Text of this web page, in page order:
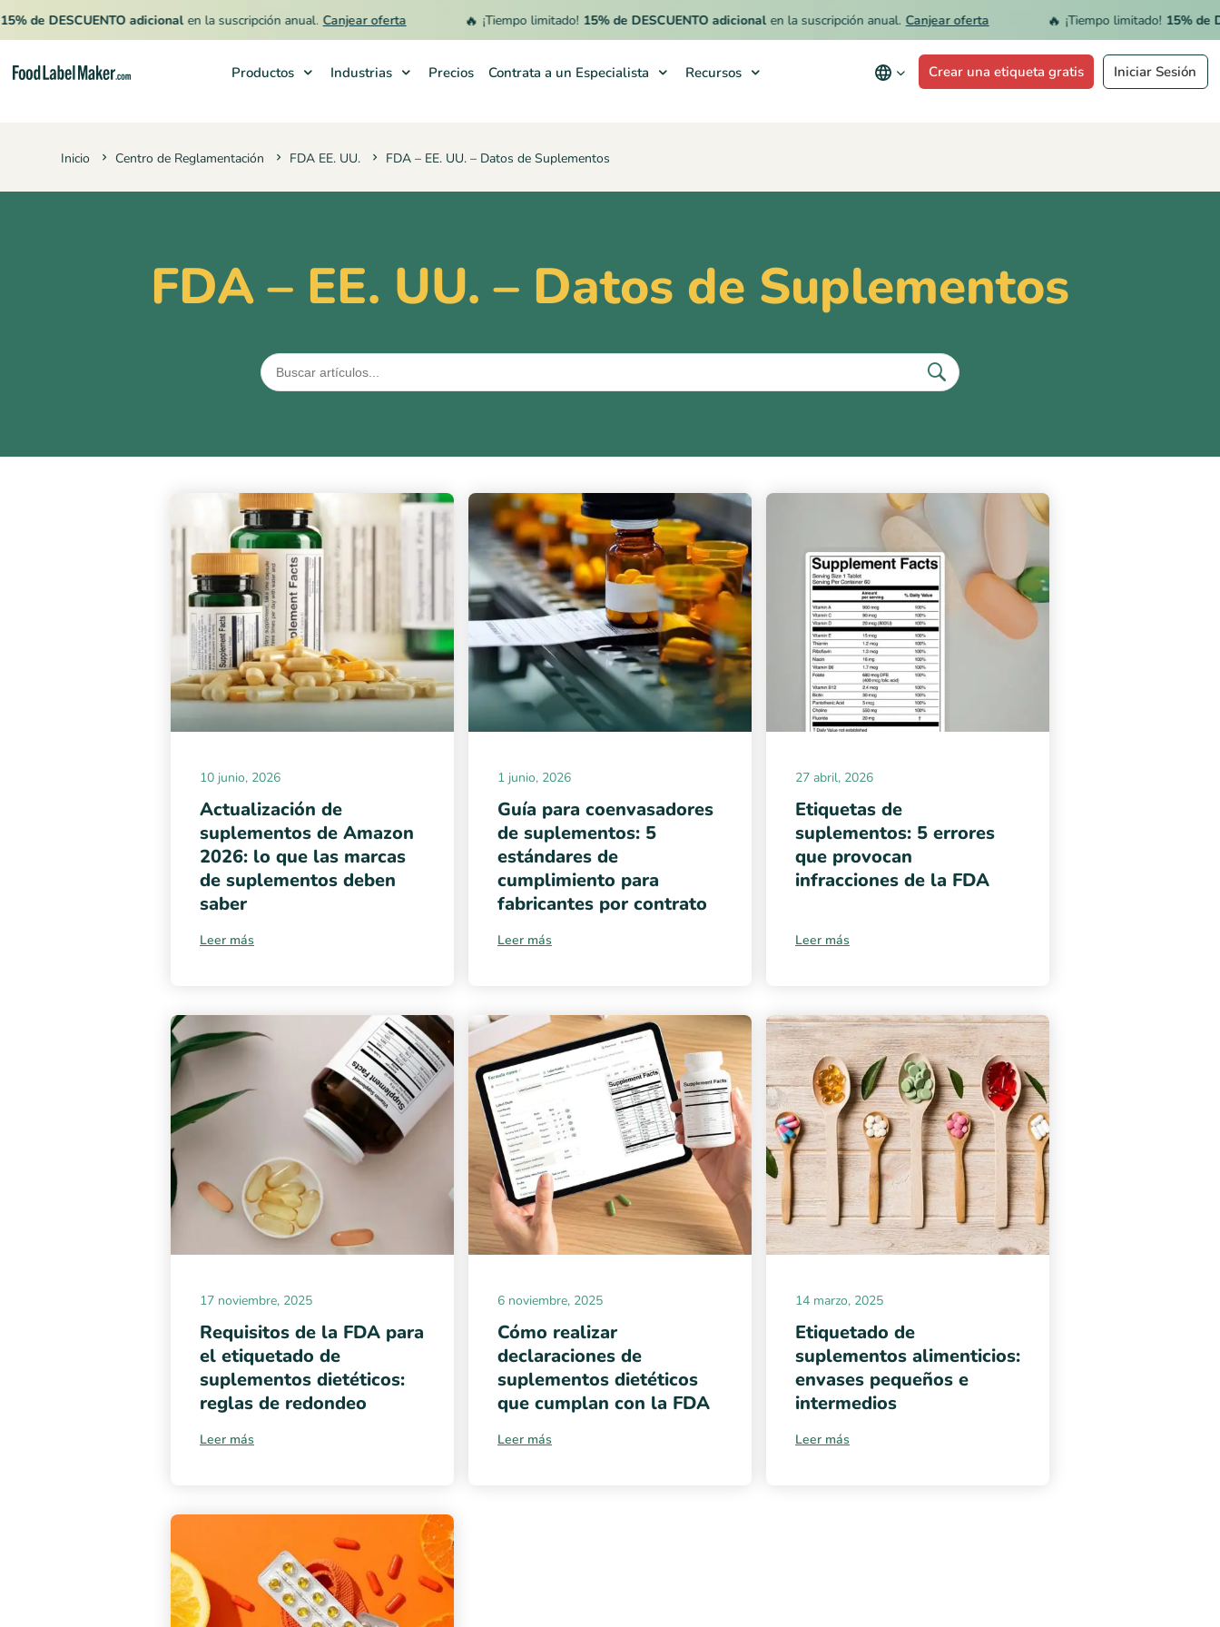
DESCUENTO adicional en la suscripción anual. Canjear oferta ¡Tiempo limitado! 15% de DESCUENTO adicional en la suscripción anual. Canjear oferta ¡Tiempo limitado! 15% de
Productos Industrias Precios Contrata a un Especialista Recursos Crear una etiqueta gratis Iniciar Sesión
Inicio Centro de Reglamentación FDA EE. UU. FDA – EE. UU. – Datos de Suplementos
FDA – EE. UU. – Datos de Suplementos
10 junio, 2026
Actualización de
suplementos de Amazon
2026: lo que las marcas
de suplementos deben
saber
Leer más
1 junio, 2026
Guía para coenvasadores
de suplementos: 5
estándares de
cumplimiento para
fabricantes por contrato
Leer más
27 abril, 2026
Etiquetas de
suplementos: 5 errores
que provocan
infracciones de la FDA
Leer más
17 noviembre, 2025
Requisitos de la FDA para
el etiquetado de
suplementos dietéticos:
reglas de redondeo
Leer más
6 noviembre, 2025
Cómo realizar
declaraciones de
suplementos dietéticos
que cumplan con la FDA
Leer más
14 marzo, 2025
Etiquetado de
suplementos alimenticios:
envases pequeños e
intermedios
Leer más
Industrias